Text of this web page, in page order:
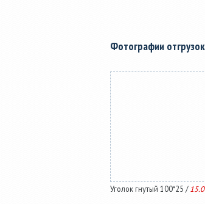
Фотографии
Уголок гнутый 100*25 /